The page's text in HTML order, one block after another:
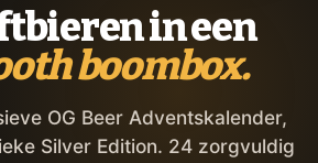
in een
boombox.
OG Beer Adventskalender,
Silver Edition. 24 zorgvuldig